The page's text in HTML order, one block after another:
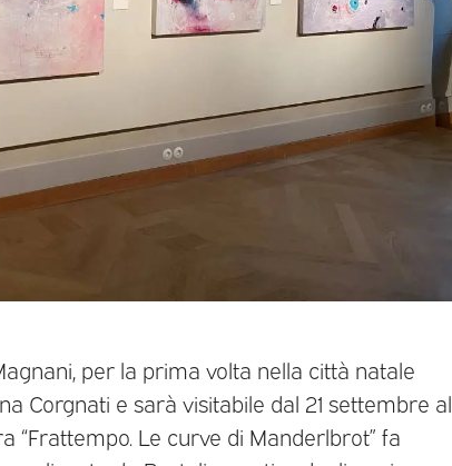
per la prima volta nella città natale
Corgnati e sarà visitabile dal 21 settembre al
“Frattempo. Le curve di Manderlbrot” fa